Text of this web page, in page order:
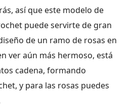
así que este modelo de
puede servirte de gran
de un ramo de rosas en
ver aún más hermoso, está
cadena, formando
y para las rosas puedes